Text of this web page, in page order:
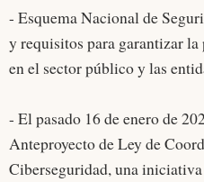
- Esquema Nacional de
y requisitos para garantizar
en el sector público y las
- El pasado 16 de enero de
Anteproyecto de Ley de
Ciberseguridad, una